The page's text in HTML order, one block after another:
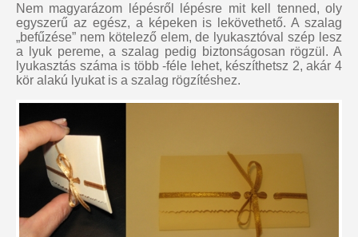
Nem magyarázom lépésről lépésre mit kell tenned, oly
egyszerű az egész, a képeken is lekövethető. A szalag
„befűzése” nem kötelező elem, de lyukasztóval szép lesz
a lyuk pereme, a szalag pedig biztonságosan rögzül. A
lyukasztás száma is több -féle lehet, készíthetsz 2, akár 4
kör alakú lyukat is a szalag rögzítéshez.